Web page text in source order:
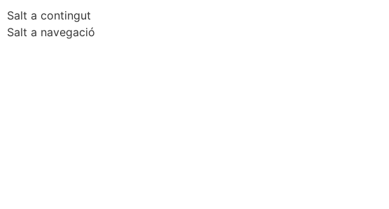
Salt a contingut
Salt a navegació